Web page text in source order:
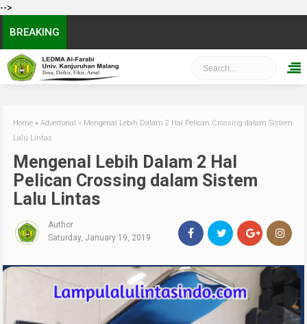
-->
BREAKING
Home »Advertorial » Mengenal Lebih Dalam 2 Hal Pelican Crossing dalam Sistem
Lalu Lintas
Mengenal Lebih Dalam 2 Hal
Pelican Crossing dalam Sistem
Lalu Lintas
Author
Saturday, January 19, 2019